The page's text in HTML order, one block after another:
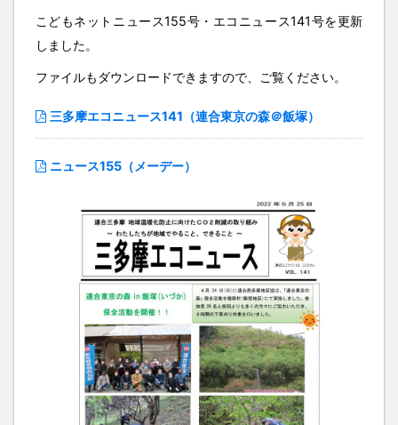
こどもネットニュース155号・エコニュース141号を更新
しました。
ファイルもダウンロードできますので、ご覧ください。
三多摩エコニュース141（連合東京の森＠飯塚）
ニュース155（メーデー）